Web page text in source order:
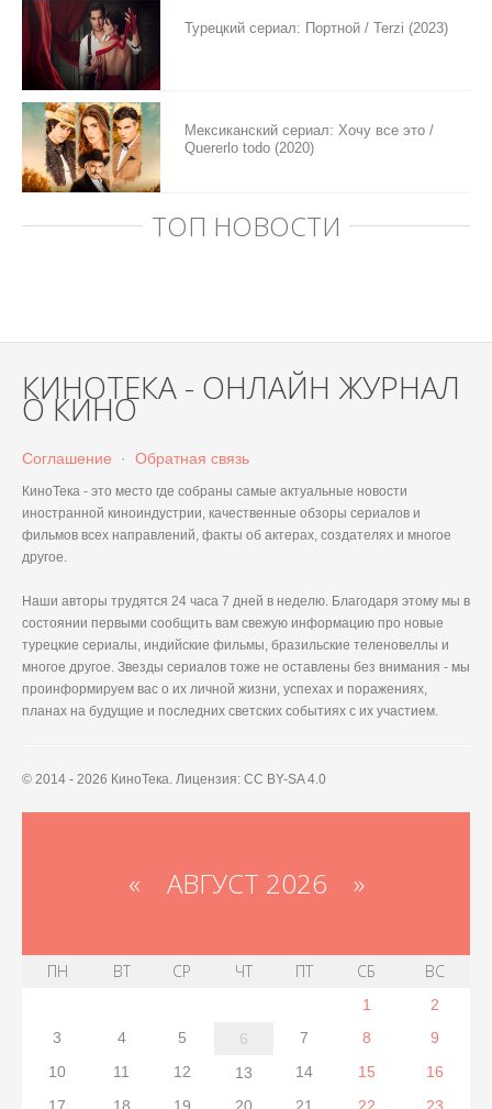
Турецкий сериал: Портной / Terzi (2023)
Мексиканский сериал: Хочу все это /
Quererlo todo (2020)
ТОП НОВОСТИ
КИНОТЕКА - ОНЛАЙН ЖУРНАЛ
О КИНО
Соглашение · Обратная связь
КиноТека - это место где собраны самые актуальные новости
иностранной киноиндустрии, качественные обзоры сериалов и
фильмов всех направлений, факты об актерах, создателях и многое
другое.
Наши авторы трудятся 24 часа 7 дней в неделю. Благодаря этому мы в
состоянии первыми сообщить вам свежую информацию про новые
турецкие сериалы, индийские фильмы, бразильские теленовеллы и
многое другое. Звезды сериалов тоже не оставлены без внимания - мы
проинформируем вас о их личной жизни, успехах и поражениях,
планах на будущие и последних светских событиях с их участием.
© 2014 - 2026 КиноТека. Лицензия: CC BY-SA 4.0
« АВГУСТ 2026 »
ПН ВТ СР ЧТ ПТ СБ ВС
1
2
3
4 5 6 7 8
9
10
11 12 13 14 15
16